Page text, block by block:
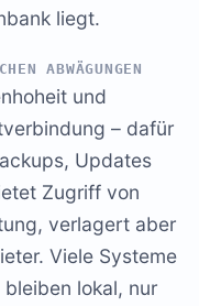
liegt.
ABWÄGUNGEN
und
– dafür
Updates
Zugriff von
verlagert aber
Viele Systeme
lokal, nur